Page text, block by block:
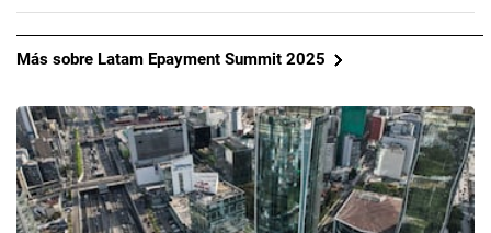
Más sobre Latam Epayment Summit 2025